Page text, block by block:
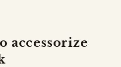
accessorize